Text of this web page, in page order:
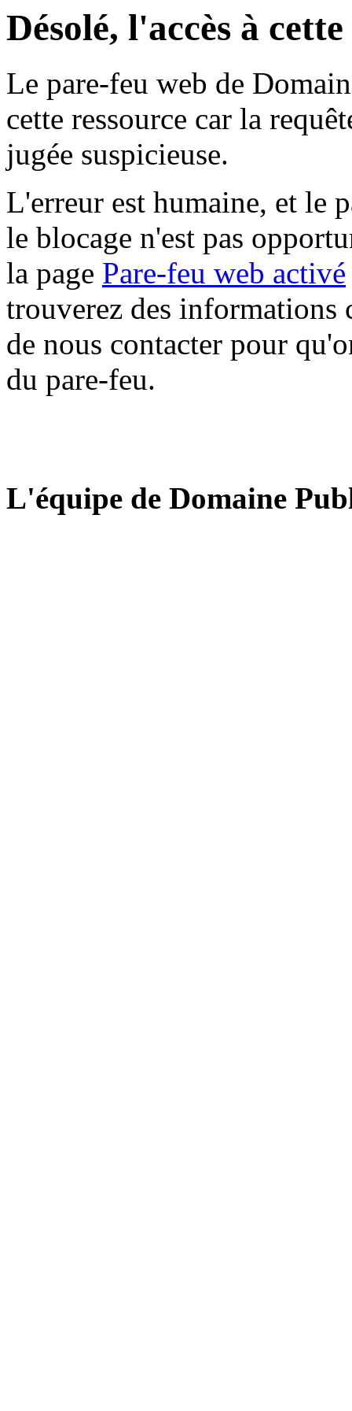
Désolé, l'accès à
Le pare-feu web de
cette ressource car la
jugée suspicieuse.
L'erreur est humaine, et le
le blocage n'est pas
la page Pare-feu web activé
trouverez des informations
de nous contacter pour
du pare-feu.
L'équipe de Domaine